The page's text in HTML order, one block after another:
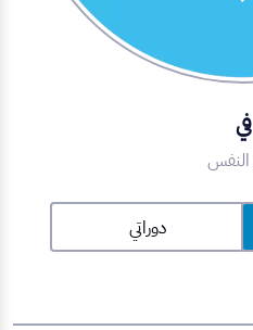
في
دوراتي